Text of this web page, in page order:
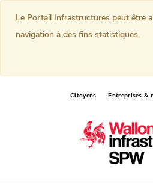
Citoyens Entreprises &
Le Portail Infrastructures peut être
navigation à des fins statistiques.